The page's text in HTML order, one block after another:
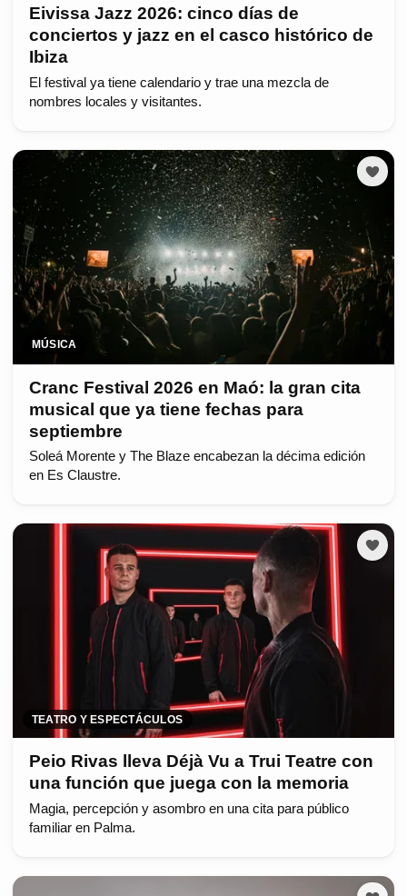
Eivissa Jazz 2026: cinco días de
conciertos y jazz en el casco histórico de
Ibiza
El festival ya tiene calendario y trae una mezcla de
nombres locales y visitantes.
MÚSICA
Cranc Festival 2026 en Maó: la gran cita
musical que ya tiene fechas para
septiembre
Soleá Morente y The Blaze encabezan la décima edición
en Es Claustre.
TEATRO Y ESPECTÁCULOS
Peio Rivas lleva Déjà Vu a Trui Teatre con
una función que juega con la memoria
Magia, percepción y asombro en una cita para público
familiar en Palma.